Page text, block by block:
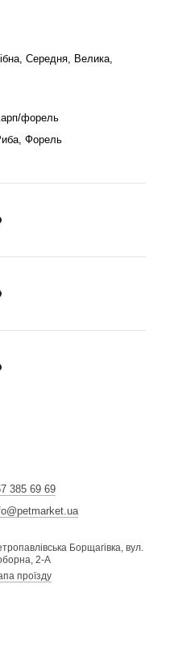
Середня, Велика,
форель
Форель
385 69 69
Борщагівка, вул.
2-А
проїзду